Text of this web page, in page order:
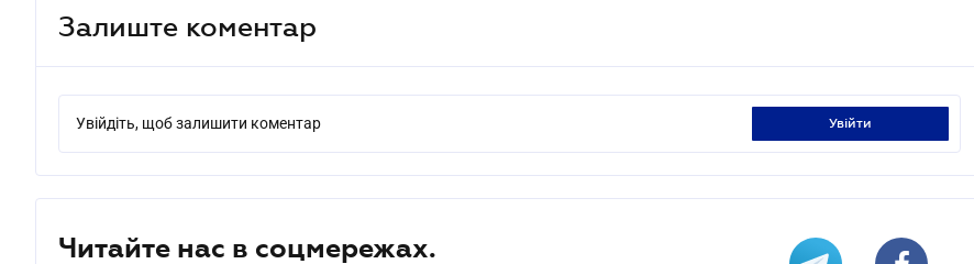
Залиште коментар
Увійдіть, щоб залишити коментар увійти
Читайте нас в соцмережах.